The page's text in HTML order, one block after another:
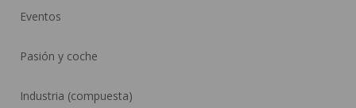
Eventos
Pasión y coche
Industria (compuesta)